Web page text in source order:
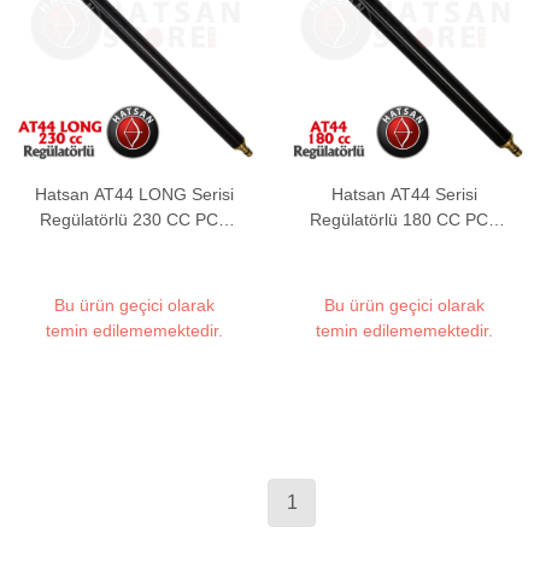
Hatsan AT44 LONG Serisi
Regülatörlü 230 CC PCP
Bu ürün geçici olarak
temin edilememektedir.
Hatsan AT44 Serisi
Regülatörlü 180 CC PCP
Bu ürün geçici olarak
temin edilememektedir.
1